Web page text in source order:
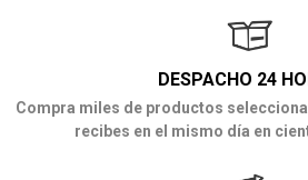
DESPACHO 24
Compra miles de productos
recibes en el mismo día en